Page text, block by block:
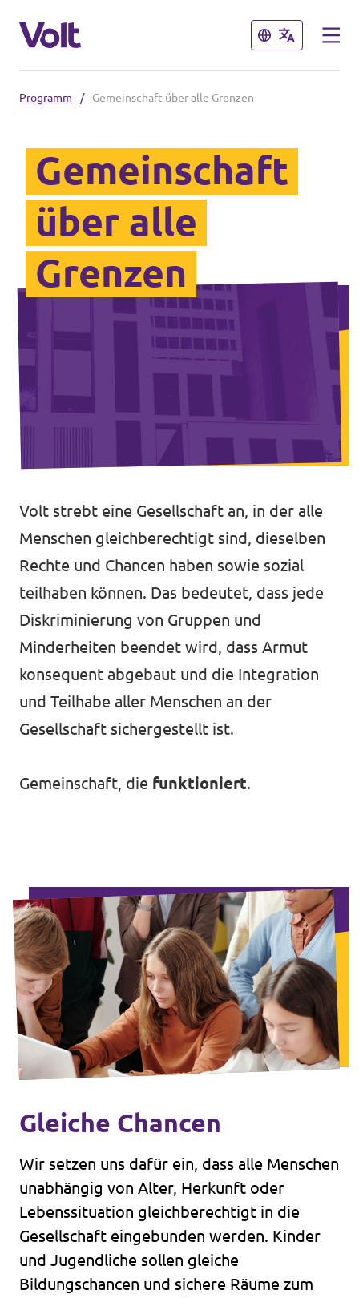
Schließen
Volt Hessen
Lokale Teams in Hessen
Bundesebene
Volt Deutschland
Länderteams in Deutschland
Europaebene
Volt Europa
Nationale Teams in Europa
Schließen
Programm
Über Volt
Menschen
Unsere Events
Volt im Römer
Kommunalwahl 2026
Unterstütz' uns!
Transparenz
Kontakt
Programm / Gemeinschaft über alle Grenzen
Gemeinschaft
über alle
Grenzen
Volt strebt eine Gesellschaft an, in der alle
Menschen gleichberechtigt sind, dieselben
Rechte und Chancen haben sowie sozial
teilhaben können. Das bedeutet, dass jede
Diskriminierung von Gruppen und
Minderheiten beendet wird, dass Armut
konsequent abgebaut und die Integration
und Teilhabe aller Menschen an der
Gesellschaft sichergestellt ist.
Gemeinschaft, die funktioniert.
Gleiche Chancen
Wir setzen uns dafür ein, dass alle Menschen
unabhängig von Alter, Herkunft oder
Lebenssituation gleichberechtigt in die
Gesellschaft eingebunden werden. Kinder
und Jugendliche sollen gleiche
Bildungschancen und sichere Räume zum